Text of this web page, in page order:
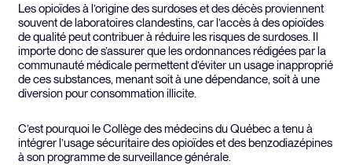
Les opioïdes à l’origine des surdoses et des décès proviennent
souvent de laboratoires clandestins, car l’accès à des opioïdes
de qualité peut contribuer à réduire les risques de surdoses. Il
importe donc de s’assurer que les ordonnances rédigées par la
communauté médicale permettent d’éviter un usage inapproprié
de ces substances, menant soit à une dépendance, soit à une
diversion pour consommation illicite.
C’est pourquoi le Collège des médecins du Québec a tenu à
intégrer l’usage sécuritaire des opioïdes et des benzodiazépines
à son programme de surveillance générale.